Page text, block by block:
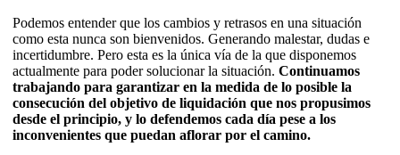
Podemos entender que los cambios y retrasos en una situación
como esta nunca son bienvenidos. Generando malestar, dudas e
incertidumbre. Pero esta es la única vía de la que disponemos
actualmente para poder solucionar la situación. Continuamos
trabajando para garantizar en la medida de lo posible la
consecución del objetivo de liquidación que nos propusimos
desde el principio, y lo defendemos cada día pese a los
inconvenientes que puedan aflorar por el camino.